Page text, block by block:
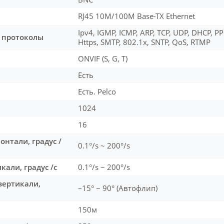
RJ45 10M/100M Base-TX Ethernet
Ipv4, IGMP, ICMP, ARP, TCP, UDP, DHCP,
Https, SMTP, 802.1x, SNTP, QoS, RTMP
ONVIF (S, G, T)
Есть
Есть. Pelco
1024
16
градус /
0.1°/s ~ 200°/s
градус /с
0.1°/s ~ 200°/s
–15° ~ 90° (Автофлип)
150м